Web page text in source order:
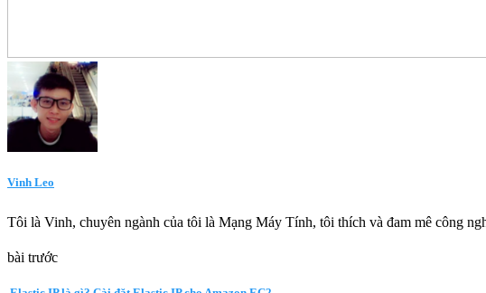
Vinh Leo
Tôi là Vinh, chuyên ngành của tôi là Mạng Máy Tính, tôi thích và đam mê công
bài trước